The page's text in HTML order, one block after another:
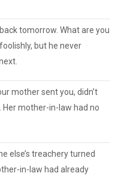
tomorrow. What are you
but he never
mother sent you, didn’t
Her mother-in-law had no
else’s treachery turned
in-law had already